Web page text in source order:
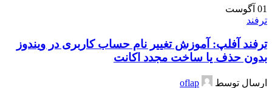
01 آگوست
ترفند
ترفند آفلپ: آموزش تغییر نام حساب کاربری در ویندوز
بدون حذف یا ساخت مجدد اکانت
ارسال توسط
oflap